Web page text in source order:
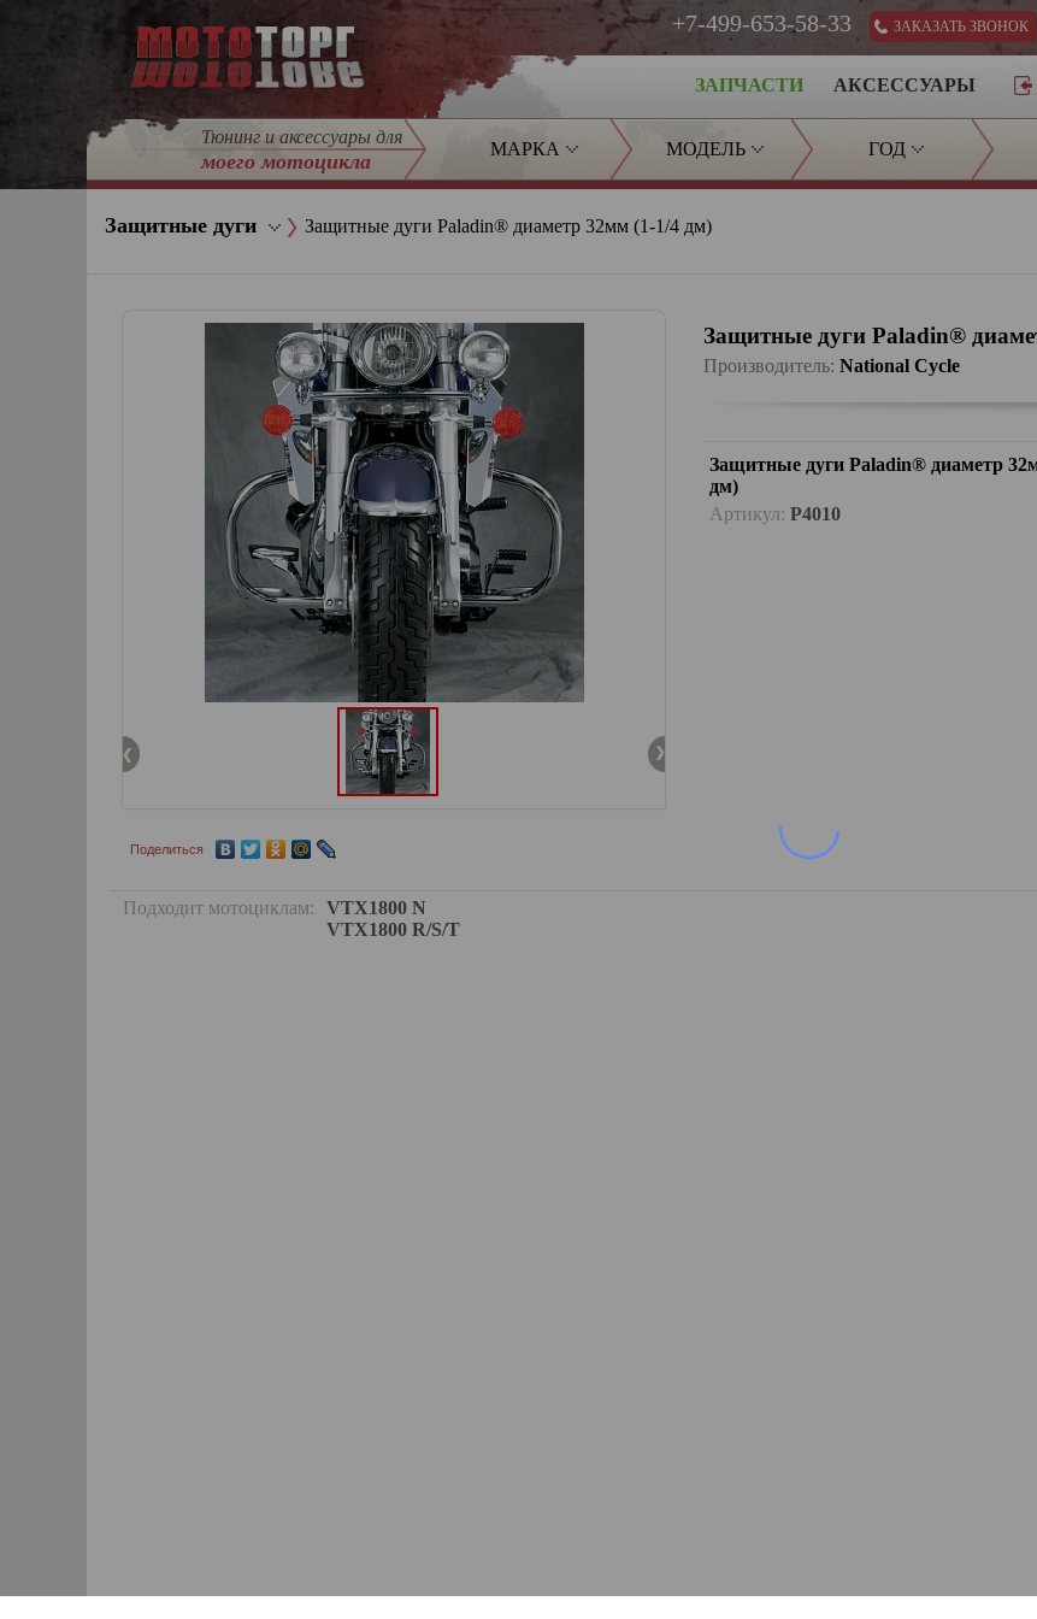
ЗАКАЗАТЬ ЗВОНОК
+7-499-653-58-33
АКСЕССУАРЫ
ЗАПЧАСТИ
Тюнинг и аксессуары для
моего мотоцикла
МАРКА МОДЕЛЬ ГОД
Защитные дуги Защитные дуги Paladin® диаметр 32мм (1-1/4 дм)
Защитные дуги Paladin®
Производитель: National Cycle
Защитные дуги Paladin® диаметр
дм)
Артикул: P4010
Поделиться
Подходит мотоциклам:
VTX1800 N
VTX1800 R/S/T